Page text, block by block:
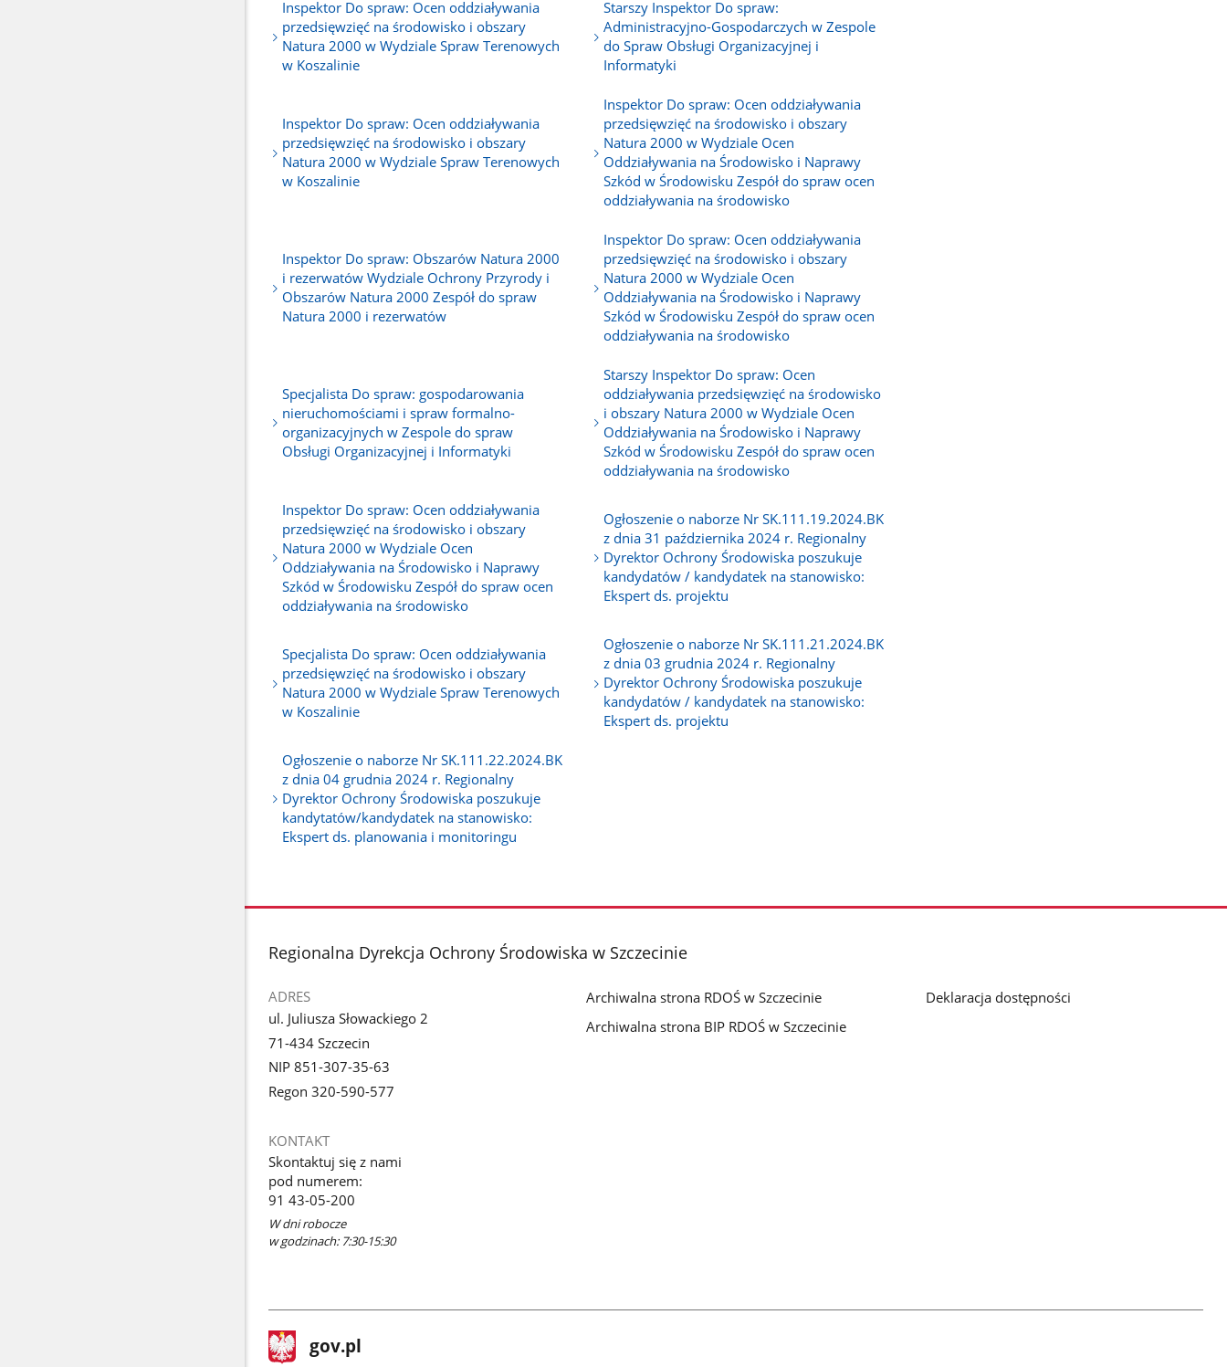
Inspektor Do spraw: Ocen oddziaływania
przedsięwzięć na środowisko i obszary
Natura 2000 w Wydziale Spraw Terenowych
w Koszalinie
Starszy Inspektor Do spraw:
Administracyjno-Gospodarczych w Zespole
do Spraw Obsługi Organizacyjnej i
Informatyki
Inspektor Do spraw: Ocen oddziaływania
przedsięwzięć na środowisko i obszary
Natura 2000 w Wydziale Spraw Terenowych
w Koszalinie
Inspektor Do spraw: Ocen oddziaływania
przedsięwzięć na środowisko i obszary
Natura 2000 w Wydziale Ocen
Oddziaływania na Środowisko i Naprawy
Szkód w Środowisku Zespół do spraw ocen
oddziaływania na środowisko
Inspektor Do spraw: Obszarów Natura 2000
i rezerwatów Wydziale Ochrony Przyrody i
Obszarów Natura 2000 Zespół do spraw
Natura 2000 i rezerwatów
Inspektor Do spraw: Ocen oddziaływania
przedsięwzięć na środowisko i obszary
Natura 2000 w Wydziale Ocen
Oddziaływania na Środowisko i Naprawy
Szkód w Środowisku Zespół do spraw ocen
oddziaływania na środowisko
Specjalista Do spraw: gospodarowania
nieruchomościami i spraw formalno-
organizacyjnych w Zespole do spraw
Obsługi Organizacyjnej i Informatyki
Starszy Inspektor Do spraw: Ocen
oddziaływania przedsięwzięć na środowisko
i obszary Natura 2000 w Wydziale Ocen
Oddziaływania na Środowisko i Naprawy
Szkód w Środowisku Zespół do spraw ocen
oddziaływania na środowisko
Inspektor Do spraw: Ocen oddziaływania
przedsięwzięć na środowisko i obszary
Natura 2000 w Wydziale Ocen
Oddziaływania na Środowisko i Naprawy
Szkód w Środowisku Zespół do spraw ocen
oddziaływania na środowisko
Ogłoszenie o naborze Nr SK.111.19.2024.BK
z dnia 31 października 2024 r. Regionalny
Dyrektor Ochrony Środowiska poszukuje
kandydatów / kandydatek na stanowisko:
Ekspert ds. projektu
Specjalista Do spraw: Ocen oddziaływania
przedsięwzięć na środowisko i obszary
Natura 2000 w Wydziale Spraw Terenowych
w Koszalinie
Ogłoszenie o naborze Nr SK.111.21.2024.BK
z dnia 03 grudnia 2024 r. Regionalny
Dyrektor Ochrony Środowiska poszukuje
kandydatów / kandydatek na stanowisko:
Ekspert ds. projektu
Ogłoszenie o naborze Nr SK.111.22.2024.BK
z dnia 04 grudnia 2024 r. Regionalny
Dyrektor Ochrony Środowiska poszukuje
kandytatów/kandydatek na stanowisko:
Ekspert ds. planowania i monitoringu
stopka
Regionalna Dyrekcja Ochrony Środowiska w Szczecinie
ADRES
ul. Juliusza Słowackiego 2
71-434 Szczecin
NIP 851-307-35-63
Regon 320-590-577
KONTAKT
Skontaktuj się z nami
pod numerem:
91 43-05-200
W dni robocze
w godzinach: 7:30-15:30
Archiwalna strona RDOŚ w Szczecinie
Archiwalna strona BIP RDOŚ w Szczecinie
Deklaracja dostępności
stopka
gov.pl Strona
gov.pl